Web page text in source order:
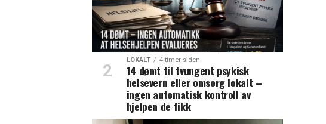
LOKALT 4 timer siden
14 dømt til tvungent psykisk
helsevern eller omsorg lokalt –
ingen automatisk kontroll av
hjelpen de fikk